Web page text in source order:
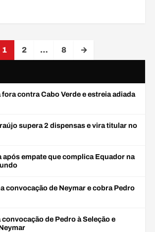
páginas
1 2 … 8 →
contra Cabo Verde e estreia adiada
supera 2 dispensas e vira titular no
após empate que complica Equador na
convocação de Neymar e cobra Pedro
de Pedro à Seleção e